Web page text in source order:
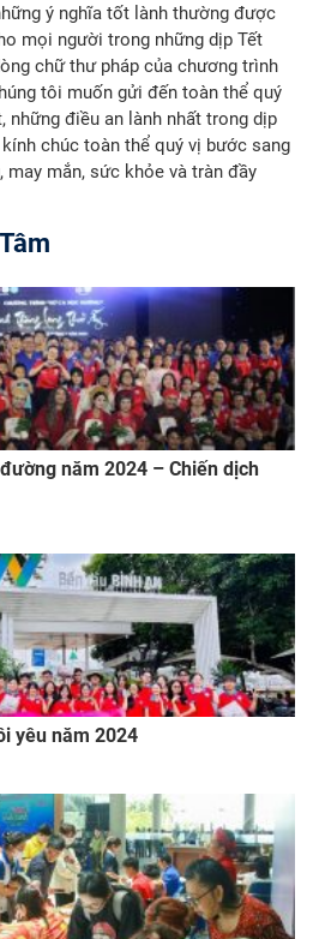
ý nghĩa tốt lành thường được
mọi người trong những dịp Tết
chữ thư pháp của chương trình
tôi muốn gửi đến toàn thể quý
những điều an lành nhất trong dịp
kính chúc toàn thể quý vị bước sang
mắn, sức khỏe và tràn đầy
năm 2024 – Chiến dịch
yêu năm 2024